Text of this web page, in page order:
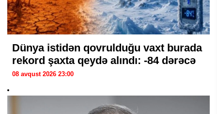
Dünya istidən qovrulduğu vaxt burada
rekord şaxta qeydə alındı: -84 dərəcə
08 avqust 2026 23:00